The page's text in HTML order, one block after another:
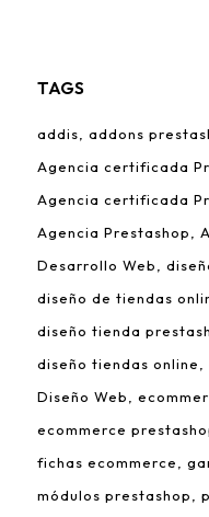
TAGS
addis
addons
Agencia certificada
Agencia certificada
Agencia Prestashop
Desarrollo Web
diseño de tiendas
diseño tienda
diseño tiendas online
Diseño Web
ecommerce
fichas ecommerce
módulos prestashop